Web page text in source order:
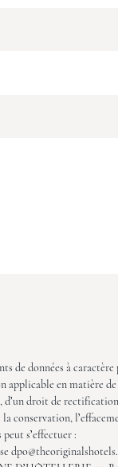
données à
en matière
droit de
conservation,
peut s’effectuer :